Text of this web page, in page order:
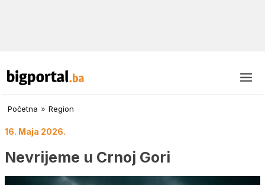
Početna » Region
16. Maja 2026.
Nevrijeme u Crnoj Gori